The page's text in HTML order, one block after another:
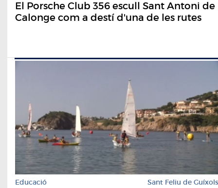
El Porsche Club 356 escull Sant Antoni de
Calonge com a destí d'una de les rutes
Educació Sant Feliu de Guíxols